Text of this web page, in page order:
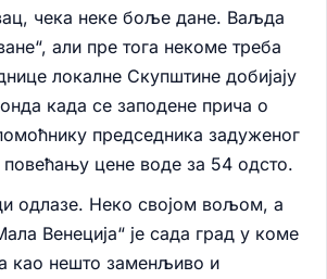
чека неке боље дане. Ваљда
али пре тога некоме треба
локалне Скупштине добијају
када се заподене прича о
председника задуженог
цене воде за 54 одсто.
одлазе. Неко својом вољом, а
Венеција“ је сада град у коме
као нешто заменљиво и